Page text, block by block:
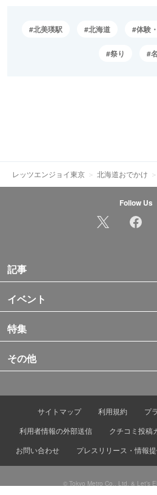
北美瑛駅 北海道 体験
祭り
レッツエンジョイ東京 北海道おでかけ
Follow Us
記事
イベント
特集
その他
サイトマップ 利用規約
プ
利用者情報の外部送信
クチコミ投稿
お問い合わせ
プレスリリース・情報
© Tokyo Metro Co., Ltd. & Let’s